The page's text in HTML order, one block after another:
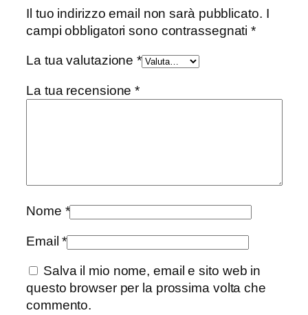
Il tuo indirizzo email non sarà pubblicato. I
campi obbligatori sono contrassegnati*
La tua valutazione*
La tua recensione*
Nome *
Email*
Salva il mio nome, email e sito web in
questo browser per la prossima volta che
commento.